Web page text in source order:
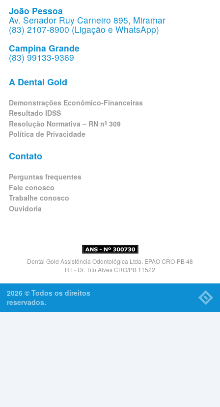
João Pessoa
Av. Senador Ruy Carneiro 895, Miramar
(83) 2107-8900 (Ligação e WhatsApp)
Campina Grande
(83) 99133-9369
A Dental Gold
Demonstrações Econômico-Financeiras
Resultado IDSS
Resolução Normativa – RN nº 309
Política de Privacidade
Contato
Perguntas frequentes
Fale conosco
Trabalhe conosco
Ouvidoria
Dental Gold Assistência Odontológica Ltda. EPAO CRO-PB 48
RT - Dr. Tito Alves CRO/PB 11522
2026 © Todos os direitos
reservados.